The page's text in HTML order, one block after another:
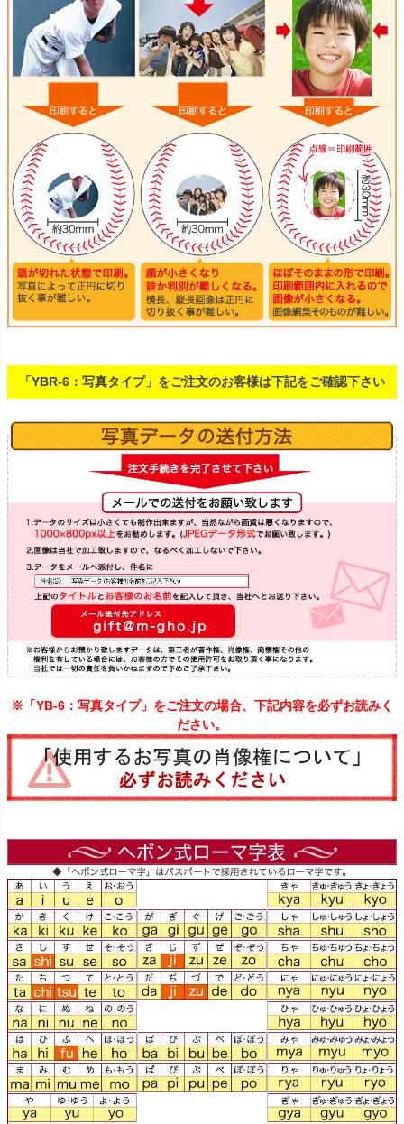
「YBR-6：写真タイプ」をご注文のお客様は下記をご確認下さい
※「YB-6：写真タイプ」をご注文の場合、下記内容を必ずお読みく
ださい。